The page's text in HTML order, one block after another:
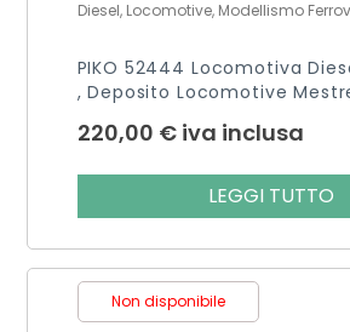
Diesel, Locomotive, Modellismo
PIKO 52444 Locomotiva
, Deposito Locomotive
220,00 € iva inclusa
LEGGI TUTTO
Non disponibile